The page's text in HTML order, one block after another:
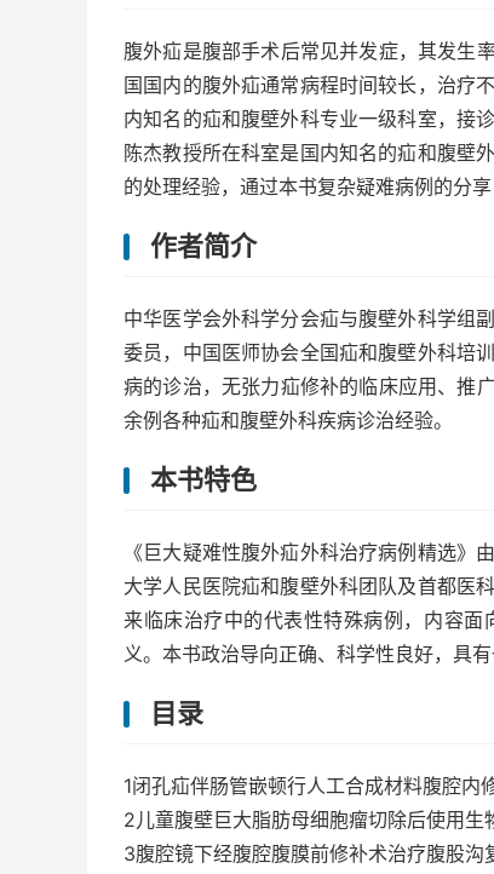
腹外疝是腹部手术后常见并发症，其发生
国国内的腹外疝通常病程时间较长，治疗
内知名的疝和腹壁外科专业一级科室，接
陈杰教授所在科室是国内知名的疝和腹壁
的处理经验，通过本书复杂疑难病例的分
作者简介
中华医学会外科学分会疝与腹壁外科学组
委员，中国医师协会全国疝和腹壁外科培
病的诊治，无张力疝修补的临床应用、推
余例各种疝和腹壁外科疾病诊治经验。
本书特色
《巨大疑难性腹外疝外科治疗病例精选
大学人民医院疝和腹壁外科团队及首都医
来临床治疗中的代表性特殊病例，内容
义。本书政治导向正确、科学性良好，具
目录
1闭孔疝伴肠管嵌顿行人工合成材料腹腔内
2儿童腹壁巨大脂肪母细胞瘤切除后使用生
3腹腔镜下经腹腔腹膜前修补术治疗腹股沟